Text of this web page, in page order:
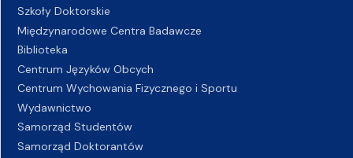
Szkoły Doktorskie
Międzynarodowe Centra Badawcze
Biblioteka
Centrum Języków Obcych
Centrum Wychowania Fizycznego i Sportu
Wydawnictwo
Samorząd Studentów
Samorząd Doktorantów